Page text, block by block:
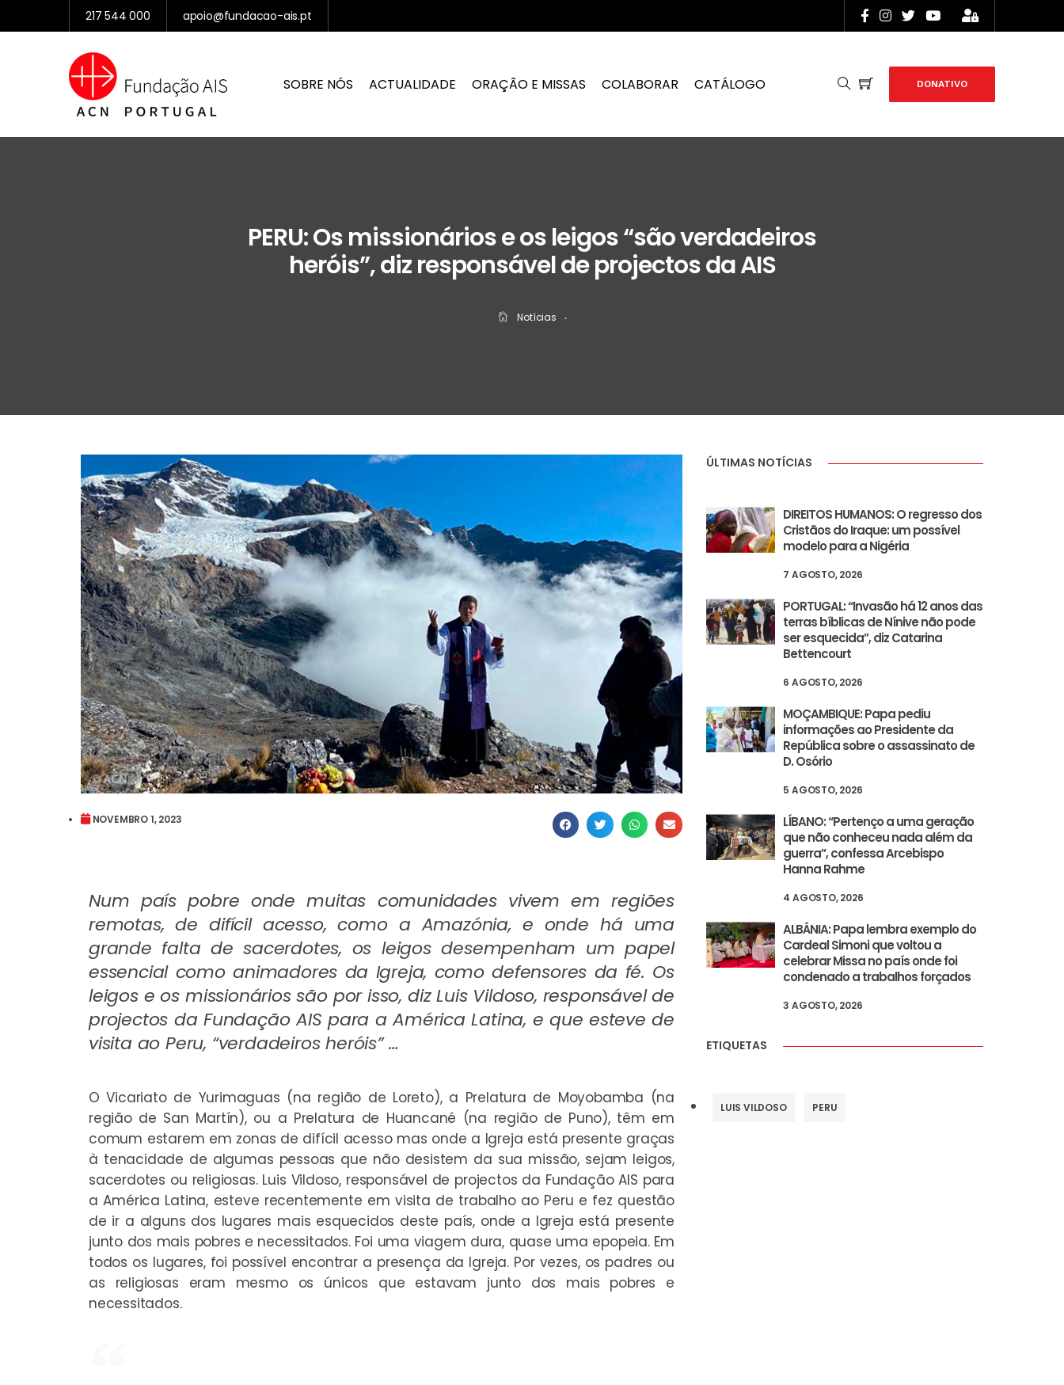
217 544 000 apoio@fundacao-ais.pt
SOBRE NÓS ACTUALIDADE ORAÇÃO E MISSAS COLABORAR CATÁLOGO DONATIVO
PERU: Os missionários e os leigos “são verdadeiros
heróis”, diz responsável de projectos da AIS
Notícias ‧
NOVEMBRO 1, 2023
Num país pobre onde muitas comunidades vivem em regiões
remotas, de difícil acesso, como a Amazónia, e onde há uma
grande falta de sacerdotes, os leigos desempenham um papel
essencial como animadores da Igreja, como defensores da fé. Os
leigos e os missionários são por isso, diz Luis Vildoso, responsável de
projectos da Fundação AIS para a América Latina, e que esteve de
visita ao Peru, “verdadeiros heróis” …
O Vicariato de Yurimaguas (na região de Loreto), a Prelatura de Moyobamba (na
região de San Martín), ou a Prelatura de Huancané (na região de Puno), têm em
comum estarem em zonas de difícil acesso mas onde a Igreja está presente graças
à tenacidade de algumas pessoas que não desistem da sua missão, sejam leigos,
sacerdotes ou religiosas. Luis Vildoso, responsável de projectos da Fundação AIS para
a América Latina, esteve recentemente em visita de trabalho ao Peru e fez questão
de ir a alguns dos lugares mais esquecidos deste país, onde a Igreja está presente
junto dos mais pobres e necessitados. Foi uma viagem dura, quase uma epopeia. Em
todos os lugares, foi possível encontrar a presença da Igreja. Por vezes, os padres ou
as religiosas eram mesmo os únicos que estavam junto dos mais pobres e
necessitados.
ÚLTIMAS NOTÍCIAS
DIREITOS HUMANOS: O regresso dos
Cristãos do Iraque: um possível
modelo para a Nigéria
7 AGOSTO, 2026
PORTUGAL: “Invasão há 12 anos das
terras bíblicas de Nínive não pode
ser esquecida”, diz Catarina
Bettencourt
6 AGOSTO, 2026
MOÇAMBIQUE: Papa pediu
informações ao Presidente da
República sobre o assassinato de
D. Osório
5 AGOSTO, 2026
LÍBANO: “Pertenço a uma geração
que não conheceu nada além da
guerra”, confessa Arcebispo
Hanna Rahme
4 AGOSTO, 2026
ALBÂNIA: Papa lembra exemplo do
Cardeal Simoni que voltou a
celebrar Missa no país onde foi
condenado a trabalhos forçados
3 AGOSTO, 2026
ETIQUETAS
LUIS VILDOSO PERU